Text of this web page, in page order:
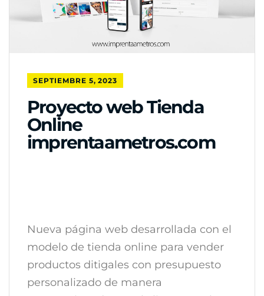
SEPTIEMBRE 5, 2023
Proyecto web Tienda
Online
imprentaametros.com
Nueva página web desarrollada con el
modelo de tienda online para vender
productos ditigales con presupuesto
personalizado de manera